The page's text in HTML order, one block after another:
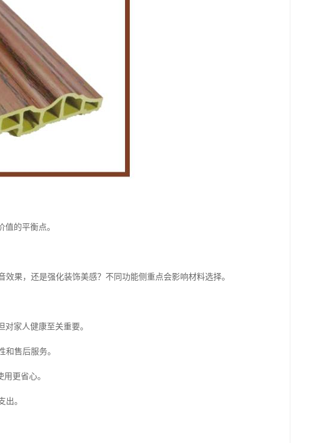
的平衡点。
果，还是强化装饰美感？不同功能侧重点会影响材料选择。
家人健康至关重要。
售后服务。
更省心。
出。